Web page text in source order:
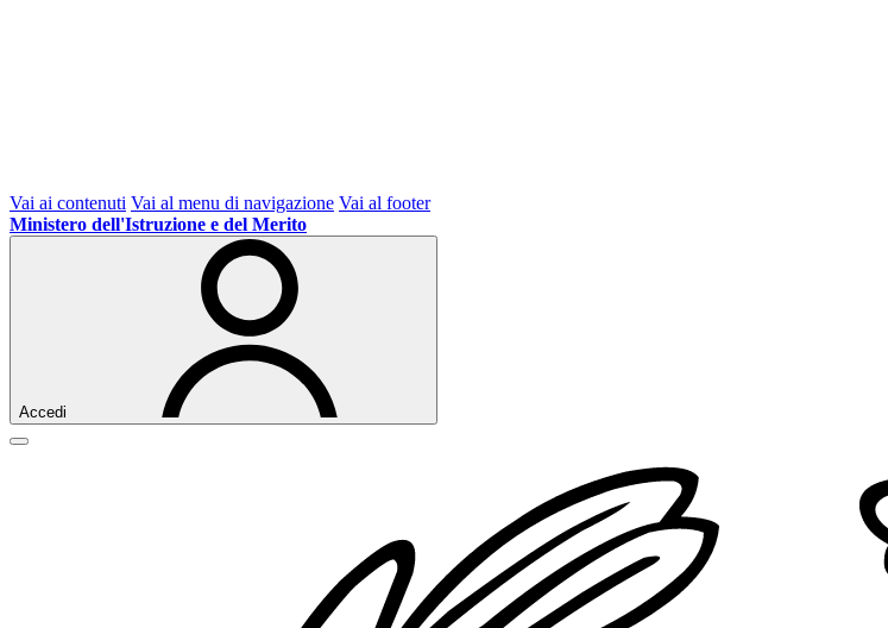
Vai ai contenuti Vai al menu di navigazione Vai al footer
Ministero dell'Istruzione e del Merito
Accedi